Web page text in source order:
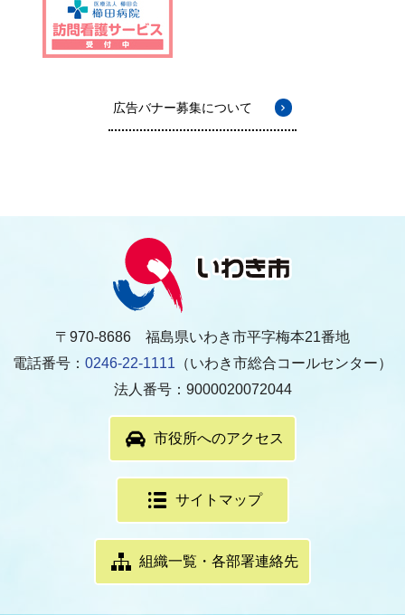
広告バナー募集について
〒970-8686 福島県いわき市平字梅本21番地
電話番号： 0246-22-1111 （いわき市総合コールセンター）
法人番号：9000020072044
市役所へのアクセス
サイトマップ
組織一覧・各部署連絡先